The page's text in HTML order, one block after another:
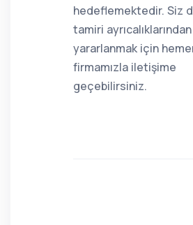
hedeflemektedir. Siz
tamiri ayrıcalıklarından
yararlanmak için
firmamızla iletişime
geçebilirsiniz.